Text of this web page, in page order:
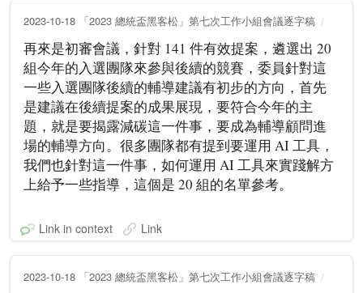
2023-10-18 「2023 總統盃黑客松」第七次工作小組會議逐字稿
再來是初審會議，針對 141 件有效提案，遴選出 20
組今年的入選團隊來參與後續的競賽，委員針對這
一些入選團隊後續的輔導建議有初步的方向，首先
是建議在後續提案的成果展現，要符合今年的主
題，就是要揭露減碳這一件事，要成為輔導顧問進
場的輔導方向。很多團隊都有提到要運用 AI 工具，
我們也針對這一件事，如何運用 AI 工具來實踐解方
上給予一些指導，這個是 20 組的名單參考。
Link in context Link
2023-10-18 「2023 總統盃黑客松」第七次工作小組會議逐字稿